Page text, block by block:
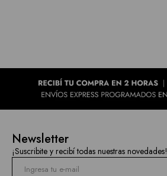
Newsletter
¡Suscribite y recibí todas nuestras novedades!